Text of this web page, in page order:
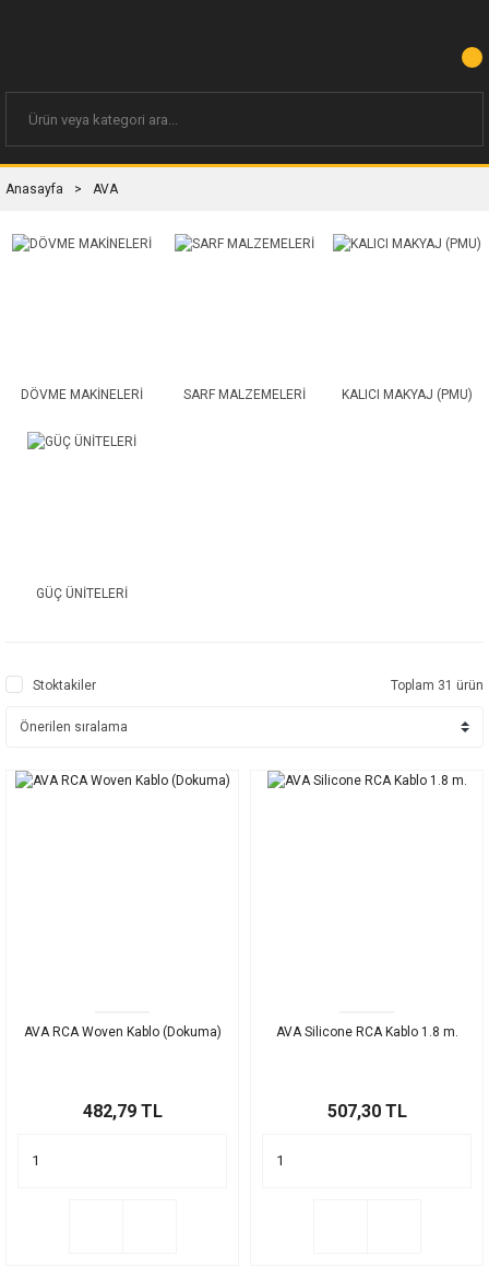
Anasayfa AVA
DÖVME MAKİNELERİ SARF MALZEMELERİ KALICI MAKYAJ (PMU)
GÜÇ ÜNİTELERİ
Stoktakiler Toplam 31 ürün
AVA RCA Woven Kablo (Dokuma)
482,79 TL
AVA Silicone RCA Kablo 1.8 m.
507,30 TL